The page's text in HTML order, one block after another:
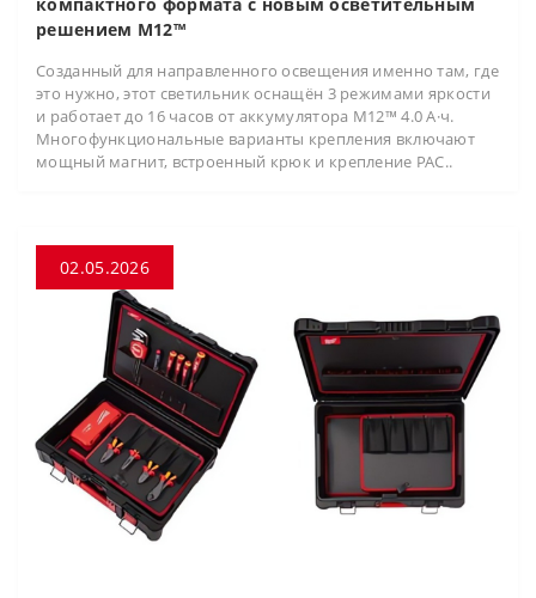
решением M12™
Созданный для направленного освещения именно там, где
это нужно, этот светильник оснащён 3 режимами яркости
и работает до 16 часов от аккумулятора M12™ 4.0 А·ч.
Многофункциональные варианты крепления включают
мощный магнит, встроенный крюк и крепление PAC..
02.05.2026